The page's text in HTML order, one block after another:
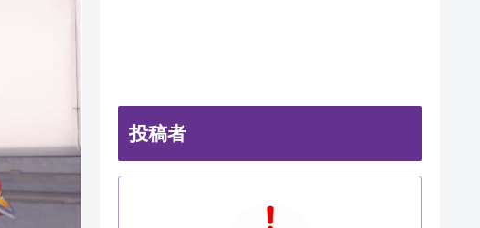
投稿者